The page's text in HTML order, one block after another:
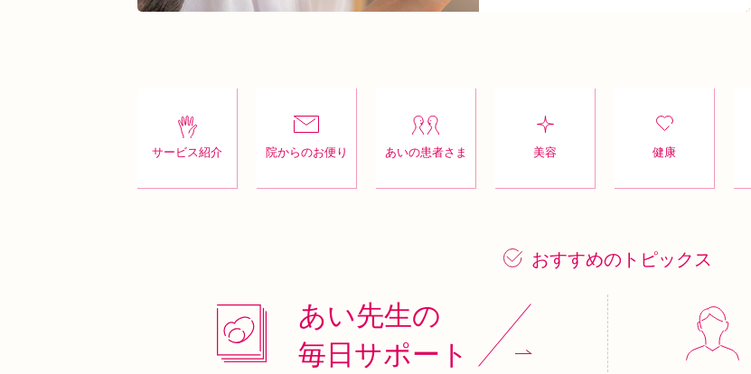
サービス紹介 院からのお便り あいの患者さま 美容 健康
おすすめのトピックス
あい先生の
毎日サポート